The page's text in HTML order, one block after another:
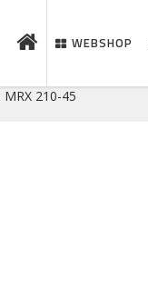
WEBSHOP
210-45